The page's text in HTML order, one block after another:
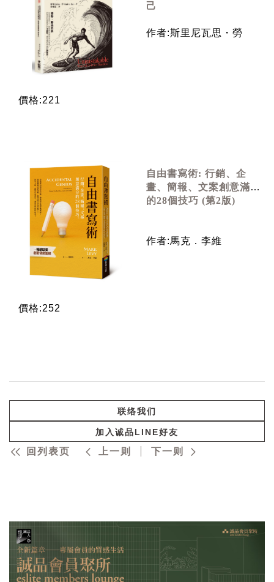
己
作者:斯里尼瓦思・勞
價格:221
自由書寫術: 行銷、企
畫、簡報、文案創意滿分
的28個技巧 (第2版)
作者:馬克．李維
價格:252
联络我们
加入诚品LINE好友
回列表页 上一则 下一则